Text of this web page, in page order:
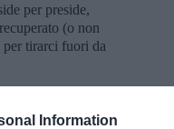
Information
per preside,
(o non
per tirarci fuori da